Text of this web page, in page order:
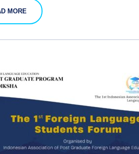
MORE